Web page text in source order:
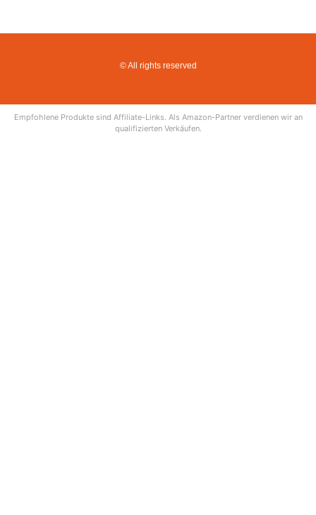
© All rights reserved
Empfohlene Produkte sind Affiliate-Links. Als Amazon-Partner verdienen wir an
qualifizierten Verkäufen.